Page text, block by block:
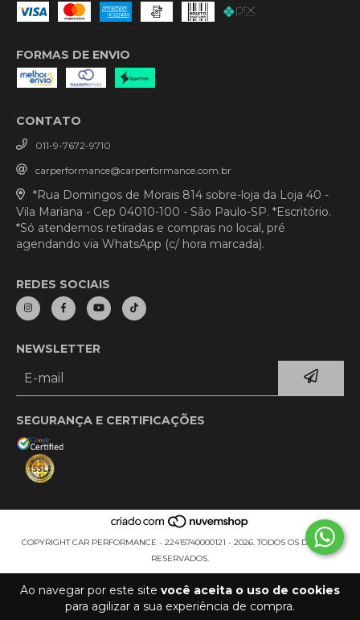
Ao navegar por este site você aceita o uso de cookies
para agilizar a sua experiência de compra.
FORMAS DE ENVIO
CONTATO
011-9-7672-9710
carperformance@carperformance.com.br
*Rua Domingos de Morais 814 sobre-loja da Loja 40 -
Vila Mariana - Cep 04010-100 - São Paulo-SP. *Escritório.
*Só atendemos retiradas e compras no local, pré
agendando via WhatsApp (c/ hora marcada).
REDES SOCIAIS
NEWSLETTER
SEGURANÇA E CERTIFICAÇÕES
COPYRIGHT CAR PERFORMANCE - 22415740000121 - 2026. TODOS OS DIREITOS
RESERVADOS.